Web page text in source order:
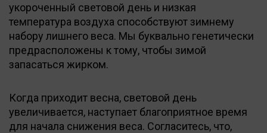
укороченный световой день и низкая
температура воздуха способствуют зимнему
набору лишнего веса. Мы буквально генетически
предрасположены к тому, чтобы зимой
запасаться жирком.
Когда приходит весна, световой день
увеличивается, наступает благоприятное время
для начала снижения веса. Согласитесь, что,